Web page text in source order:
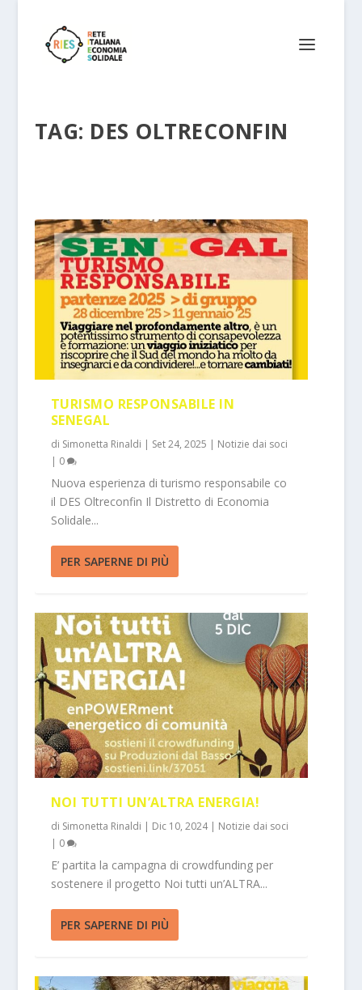
TAG: DES OLTRECONFIN
TURISMO RESPONSABILE IN
SENEGAL
di Simonetta Rinaldi | Set 24, 2025 | Notizie dai soci
| 0
Nuova esperienza di turismo responsabile co
il DES Oltreconfin Il Distretto di Economia
Solidale...
PER SAPERNE DI PIÙ
NOI TUTTI UN’ALTRA ENERGIA!
di Simonetta Rinaldi | Dic 10, 2024| Notizie dai soci
| 0
E’ partita la campagna di crowdfunding per
sostenere il progetto Noi tutti un’ALTRA...
PER SAPERNE DI PIÙ